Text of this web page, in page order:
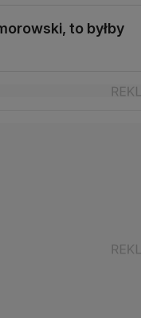
to byłby